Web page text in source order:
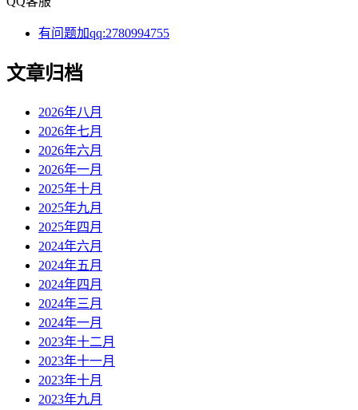
有问题加qq:2780994755
文章归档
2026年八月
2026年七月
2026年六月
2026年一月
2025年十月
2025年九月
2025年四月
2024年六月
2024年五月
2024年四月
2024年三月
2024年一月
2023年十二月
2023年十一月
2023年十月
2023年九月